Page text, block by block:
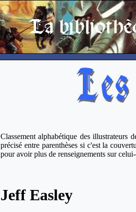
Classement alphabétique des
précisé entre parenthèses si c'est la
pour avoir plus de renseignements sur
Jeff Easley